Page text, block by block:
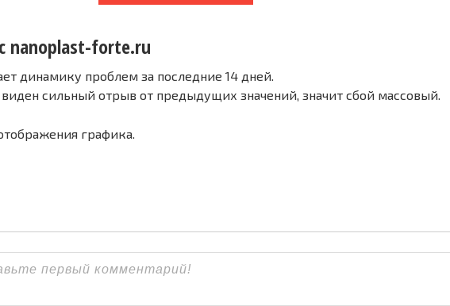
nanoplast-forte.ru
динамику проблем за последние 14 дней.
сильный отрыв от предыдущих значений, значит сбой массовый.
графика.